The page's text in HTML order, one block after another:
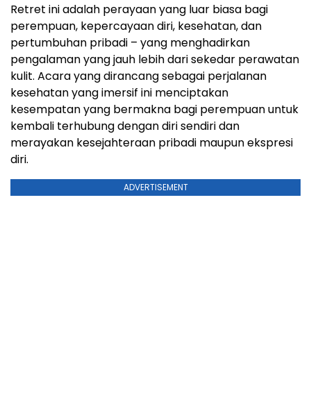
Retret ini adalah perayaan yang luar biasa bagi
perempuan, kepercayaan diri, kesehatan, dan
pertumbuhan pribadi – yang menghadirkan
pengalaman yang jauh lebih dari sekedar perawatan
kulit. Acara yang dirancang sebagai perjalanan
kesehatan yang imersif ini menciptakan
kesempatan yang bermakna bagi perempuan untuk
kembali terhubung dengan diri sendiri dan
merayakan kesejahteraan pribadi maupun ekspresi
diri.
ADVERTISEMENT